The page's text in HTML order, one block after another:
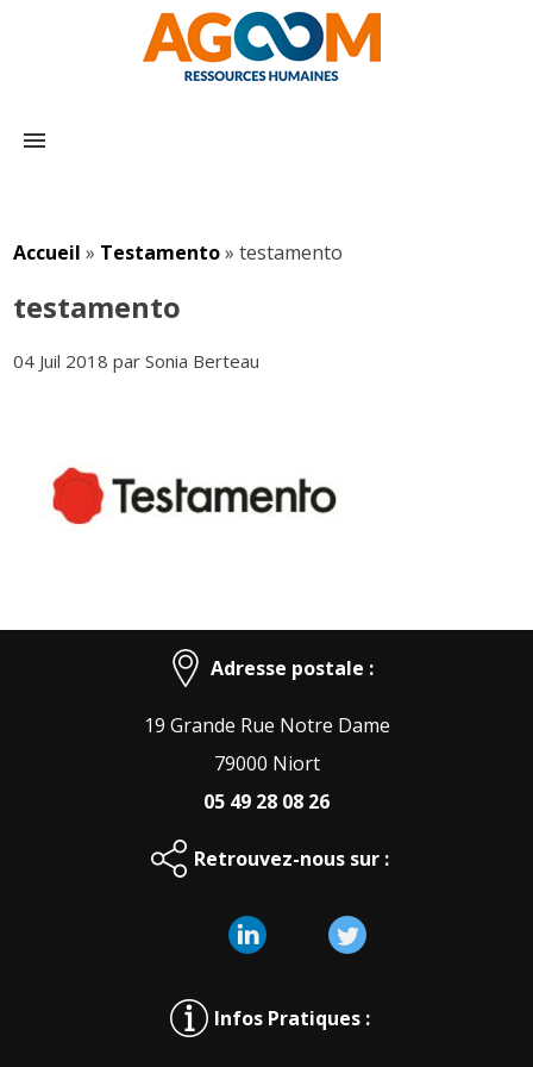
menu
Accueil » Testamento»testamento
testamento
04 Juil 2018 par Sonia Berteau
Adresse postale :
19 Grande Rue Notre Dame
79000 Niort
05 49 28 08 26
Retrouvez-nous sur :
Infos Pratiques :